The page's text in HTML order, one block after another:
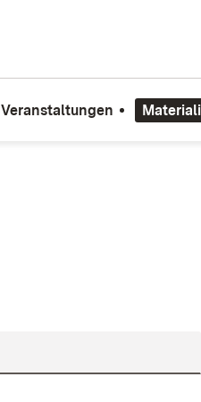
Veranstaltungen